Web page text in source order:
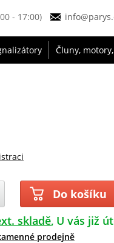
- 17:00)
Čluny,
Do košíku
skladě U vás již
prodejně